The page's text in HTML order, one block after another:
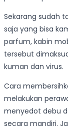
Sekarang sudah
saja yang bisa
parfum, kabin
tersebut
kuman dan virus.
Cara
melakukan
menyedot debu
secara mandiri.